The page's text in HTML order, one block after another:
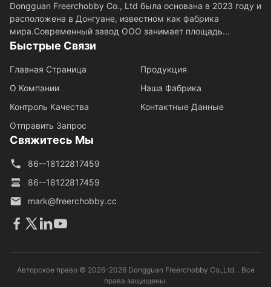
Dongguan Freerchobby Co., Ltd была основана в 2023 году и
расположена в Донгуане, известном как фабрика
мира.Современный завод ООО занимает площадь...
Быстрые Связи
Главная Страница
Продукция
О Компании
Наша Фабрика
Контроль Качества
Контактные Данные
Отправить Запрос
Свяжитесь Мы
86--18122817459
86--18122817459
mark@freerchobby.cc
Авторское право © 2026-2026 Dongguan Freerchobby Co.,Ltd. . Все
права защищены.